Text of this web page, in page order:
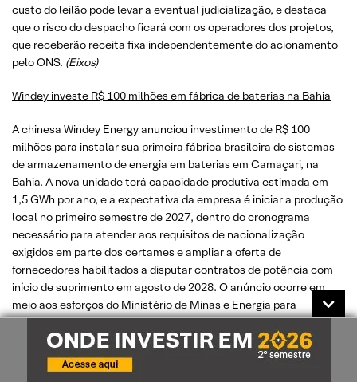
custo do leilão pode levar a eventual judicialização, e destaca
que o risco do despacho ficará com os operadores dos projetos,
que receberão receita fixa independentemente do acionamento
pelo ONS. (Eixos)
Windey investe R$ 100 milhões em fábrica de baterias na Bahia
A chinesa Windey Energy anunciou investimento de R$ 100
milhões para instalar sua primeira fábrica brasileira de sistemas
de armazenamento de energia em baterias em Camaçari, na
Bahia. A nova unidade terá capacidade produtiva estimada em
1,5 GWh por ano, e a expectativa da empresa é iniciar a produção
local no primeiro semestre de 2027, dentro do cronograma
necessário para atender aos requisitos de nacionalização
exigidos em parte dos certames e ampliar a oferta de
fornecedores habilitados a disputar contratos de potência com
início de suprimento em agosto de 2028. O anúncio ocorre em
meio aos esforços do Ministério de Minas e Energia para
estruturar o primeiro leilão de armazenamento do país e
fortalecer uma cadeia produtiva nacional para o segmento. A
nova unidade será instalada no Polo Industrial de Camaçari, em
estrutura física já pronta, que demandará adaptações para